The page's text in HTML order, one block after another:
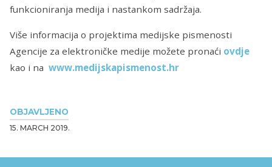
OBJAVLJENO
15. MARCH 2019.
funkcioniranja medija i nastankom sadržaja.
Više informacija o projektima medijske pismenosti
Agencije za elektroničke medije možete pronaći ovdje
kao i na www.medijskapismenost.hr